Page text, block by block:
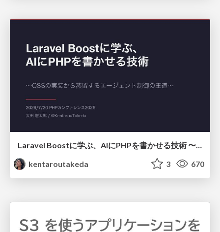
kentaroutakeda
3 670